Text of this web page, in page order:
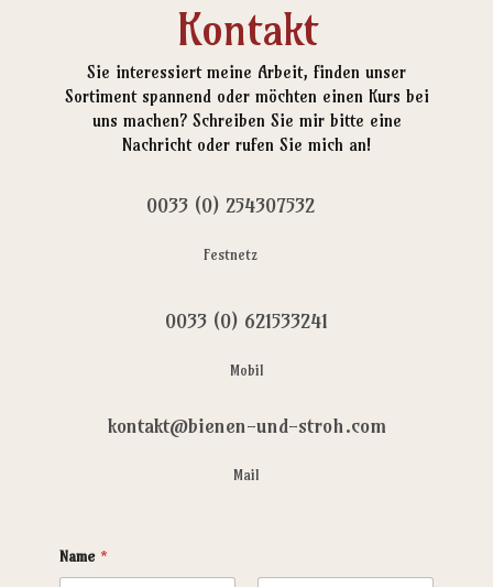
Kontakt
Sie interessiert meine Arbeit, finden unser
Sortiment spannend oder möchten einen Kurs bei
uns machen? Schreiben Sie mir bitte eine
Nachricht oder rufen Sie mich an!
0033 (0) 254307532
Festnetz
0033 (0) 621533241
Mobil
kontakt@bienen-und-stroh.com
Mail
Name *